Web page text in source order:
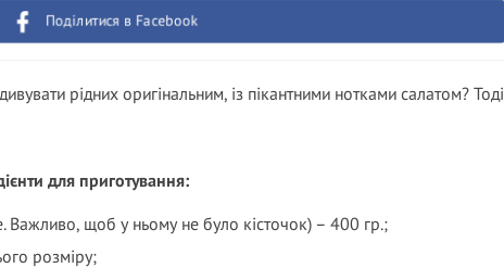
Поділитися в Facebook
рідних оригінальним, із пікантними нотками салатом? Тоді
для приготування:
Важливо, щоб у ньому не було кісточок) – 400 гр.;
розміру;